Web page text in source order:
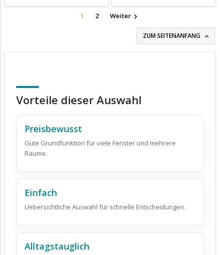
1 2 Weiter
ZUM SEITENANFANG 
Vorteile dieser Auswahl
Preisbewusst
Gute Grundfunktion für viele Fenster und mehrere
Räume.
Einfach
Uebersichtliche Auswahl für schnelle Entscheidungen.
Alltagstauglich